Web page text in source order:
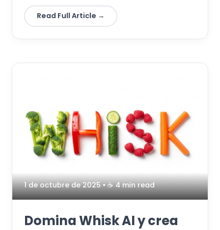
Read Full Article →
1 de octubre de 2025 • ☕️ 4 min read
Domina Whisk AI y crea